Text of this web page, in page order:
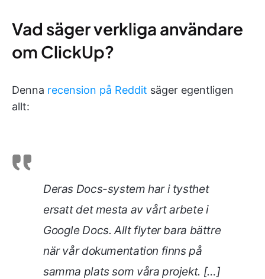
Vad säger verkliga användare
om ClickUp?
Denna recension på Reddit säger egentligen
allt:
Deras Docs-system har i tysthet
ersatt det mesta av vårt arbete i
Google Docs. Allt flyter bara bättre
när vår dokumentation finns på
samma plats som våra projekt. […]